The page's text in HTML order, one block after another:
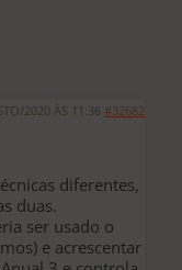
2020 ÀS 11:36 #32682
diferentes,
duas.
ser usado o
e acrescentar